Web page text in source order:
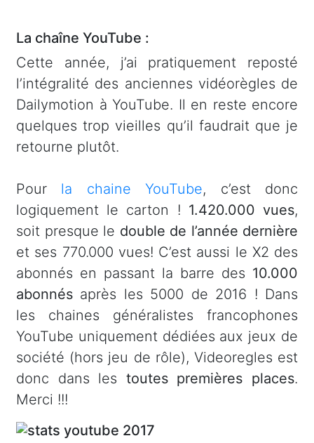
La chaîne YouTube :
Cette année, j’ai pratiquement reposté
l’intégralité des anciennes vidéorègles de
Dailymotion à YouTube. Il en reste encore
quelques trop vieilles qu’il faudrait que je
retourne plutôt.
Pour la chaine YouTube, c’est donc
logiquement le carton ! 1.420.000 vues,
soit presque le double de l’année dernière
et ses 770.000 vues! C’est aussi le X2 des
abonnés en passant la barre des 10.000
abonnés après les 5000 de 2016 ! Dans
les chaines généralistes francophones
YouTube uniquement dédiées aux jeux de
société (hors jeu de rôle), Videoregles est
donc dans les toutes premières places.
Merci !!!